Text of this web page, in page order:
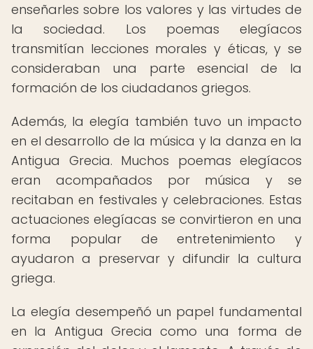
enseñarles sobre los valores y las virtudes de
la sociedad. Los poemas elegíacos
transmitían lecciones morales y éticas, y se
consideraban una parte esencial de la
formación de los ciudadanos griegos.
Además, la elegía también tuvo un impacto
en el desarrollo de la música y la danza en la
Antigua Grecia. Muchos poemas elegíacos
eran acompañados por música y se
recitaban en festivales y celebraciones. Estas
actuaciones elegíacas se convirtieron en una
forma popular de entretenimiento y
ayudaron a preservar y difundir la cultura
griega.
La elegía desempeñó un papel fundamental
en la Antigua Grecia como una forma de